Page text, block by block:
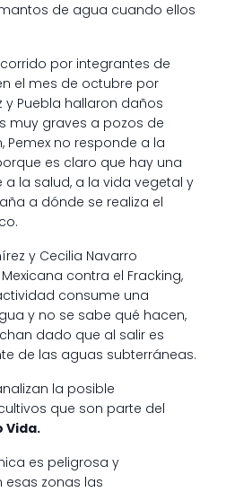
de agua cuando ellos
por integrantes de
el mes de octubre por
y Puebla hallaron daños
muy graves a pozos de
Pemex no responde a la
es claro que hay una
la salud, a la vida vegetal y
a dónde se realiza el
y Cecilia Navarro
contra el Fracking,
consume una
y no se sabe qué hacen,
dado que al salir es
de las aguas subterráneas.
la posible
que son parte del
Vida.
es peligrosa y
zonas las